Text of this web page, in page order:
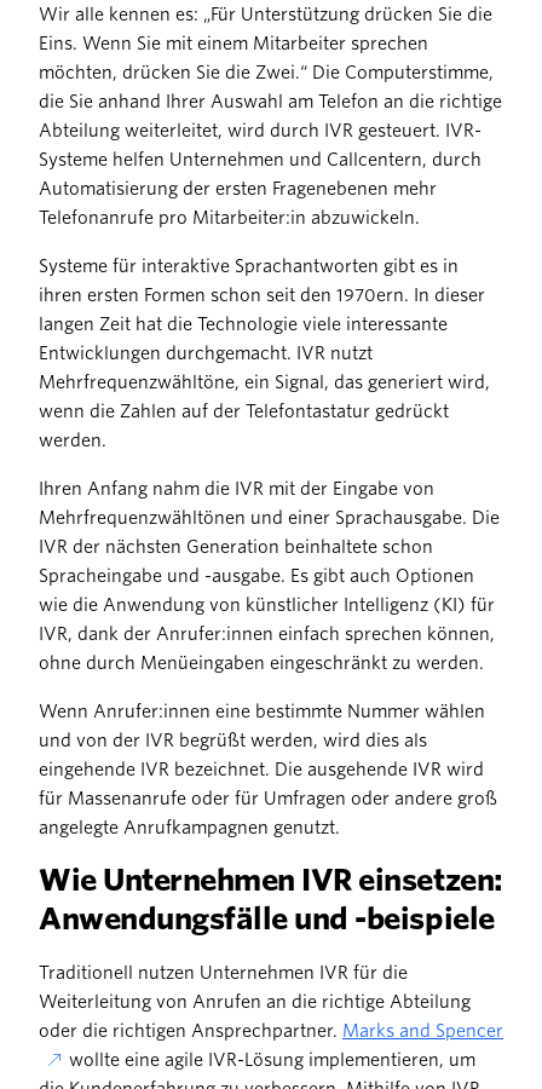
Wir alle kennen es: „Für Unterstützung drücken Sie die
Eins. Wenn Sie mit einem Mitarbeiter sprechen
möchten, drücken Sie die Zwei.“ Die Computerstimme,
die Sie anhand Ihrer Auswahl am Telefon an die richtige
Abteilung weiterleitet, wird durch IVR gesteuert. IVR-
Systeme helfen Unternehmen und Callcentern, durch
Automatisierung der ersten Fragenebenen mehr
Telefonanrufe pro Mitarbeiter:in abzuwickeln.
Systeme für interaktive Sprachantworten gibt es in
ihren ersten Formen schon seit den 1970ern. In dieser
langen Zeit hat die Technologie viele interessante
Entwicklungen durchgemacht. IVR nutzt
Mehrfrequenzwähltöne, ein Signal, das generiert wird,
wenn die Zahlen auf der Telefontastatur gedrückt
werden.
Ihren Anfang nahm die IVR mit der Eingabe von
Mehrfrequenzwähltönen und einer Sprachausgabe. Die
IVR der nächsten Generation beinhaltete schon
Spracheingabe und -ausgabe. Es gibt auch Optionen
wie die Anwendung von künstlicher Intelligenz (KI) für
IVR, dank der Anrufer:innen einfach sprechen können,
ohne durch Menüeingaben eingeschränkt zu werden.
Wenn Anrufer:innen eine bestimmte Nummer wählen
und von der IVR begrüßt werden, wird dies als
eingehende IVR bezeichnet. Die ausgehende IVR wird
für Massenanrufe oder für Umfragen oder andere groß
angelegte Anrufkampagnen genutzt.
Wie Unternehmen IVR einsetzen:
Anwendungsfälle und -beispiele
Traditionell nutzen Unternehmen IVR für die
Weiterleitung von Anrufen an die richtige Abteilung
oder die richtigen Ansprechpartner. Marks and Spencer
wollte eine agile IVR-Lösung implementieren, um